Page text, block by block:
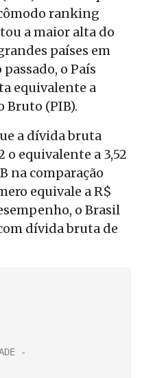
ranking
a maior alta do
países em
o País
equivalente a
Bruto (PIB).
a dívida bruta
o equivalente a 3,52
na comparação
equivale a R$
o Brasil
dívida bruta de